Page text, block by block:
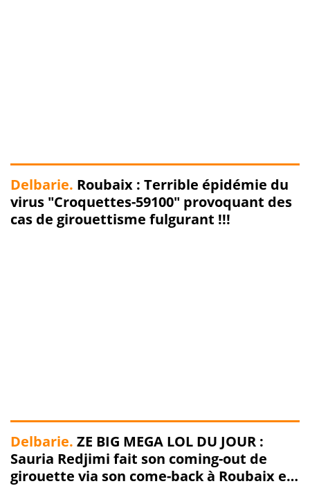
Delbarie. Roubaix : Terrible épidémie du
virus "Croquettes-59100" provoquant des
cas de girouettisme fulgurant !!!
Delbarie. ZE BIG MEGA LOL DU JOUR :
Sauria Redjimi fait son coming-out de
girouette via son come-back à Roubaix en